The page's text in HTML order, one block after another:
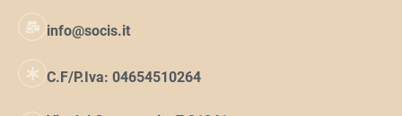
info@socis.it
C.F/P.Iva: 04654510264